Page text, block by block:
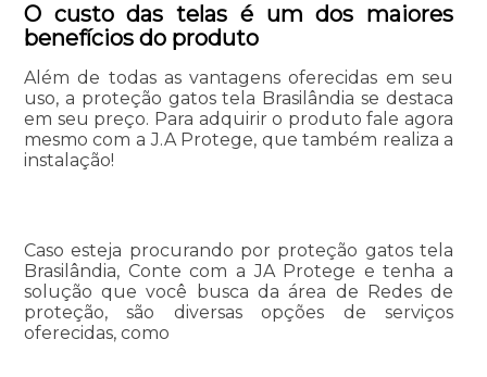
O custo das telas é um dos maiores
benefícios do produto
Além de todas as vantagens oferecidas em seu
uso, a proteção gatos tela Brasilândia se destaca
em seu preço. Para adquirir o produto fale agora
mesmo com a J.A Protege, que também realiza a
instalação!
Caso esteja procurando por proteção gatos tela
Brasilândia, Conte com a JA Protege e tenha a
solução que você busca da área de Redes de
proteção, são diversas opções de serviços
oferecidas, como